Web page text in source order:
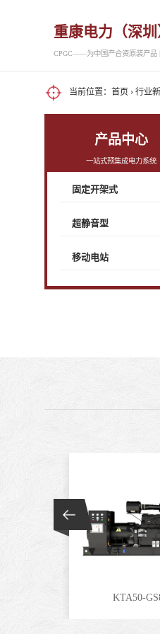
重康电力（深
CPGC——为中国产合资原装产
当前位置： 首页 › 行业
产品中心
一站式预集成电力系统
固定开架式
超静音型
移动电站
KTA50-